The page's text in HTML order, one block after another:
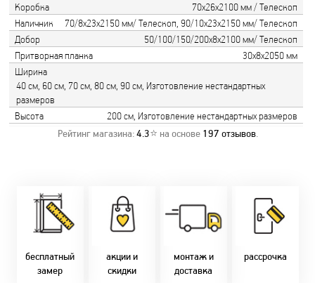
Коробка
70х26х2100 мм / Телескоп
Наличник
70/8х23х2150 мм/ Телескоп, 90/10х23х2150 мм/ Телескоп
Добор
50/100/150/200х8х2100 мм/ Телескоп
Притворная планка
30х8х2050 мм
Ширина
40 см, 60 см, 70 см, 80 см, 90 см, Изготовление нестандартных
размеров
Высота
200 см, Изготовление нестандартных размеров
Рейтинг магазина:4.3⭐ на основе 197 отзывов.
бесплатный
замер
Замер бесплатно!
Оперативно!
День-в-день или
на следующий!
заказать по
10-40, (Viber)
акции и
скидки
Скидки:
-новоселам - 2%
-многодетным -
2%
наличными - 10%
монтаж и
доставка
фурнитуры.
Качественный
монтаж дверей,
окон и мебели.
Беларуси.
В удобное для Вас
рассрочка
Микс
2-36 мес
Магнит-5 мес.
Смарт - 4 мес.
FUN - 4 мес.